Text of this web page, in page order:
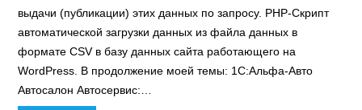
выдачи (публикации) этих данных по запросу. PHP-Скрипт
автоматической загрузки данных из файла данных в
формате CSV в базу данных сайта работающего на
WordPress. В продолжение моей темы: 1С:Альфа-Авто
Автосалон Автосервис:…